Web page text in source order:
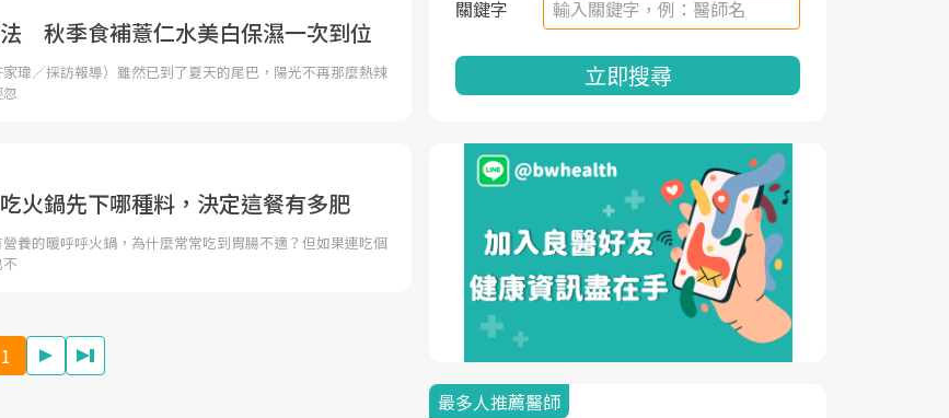
秋季食補薏仁水美白保濕一次到位
家瑋／採訪報導）雖然已到了夏天的尾巴，陽光不再那麼熱辣
火鍋先下哪種料，決定這餐有多肥
養的暖呼呼火鍋，為什麼常常吃到胃腸不適？但如果連吃個
1
關鍵字
立即搜尋
最多人推薦醫師